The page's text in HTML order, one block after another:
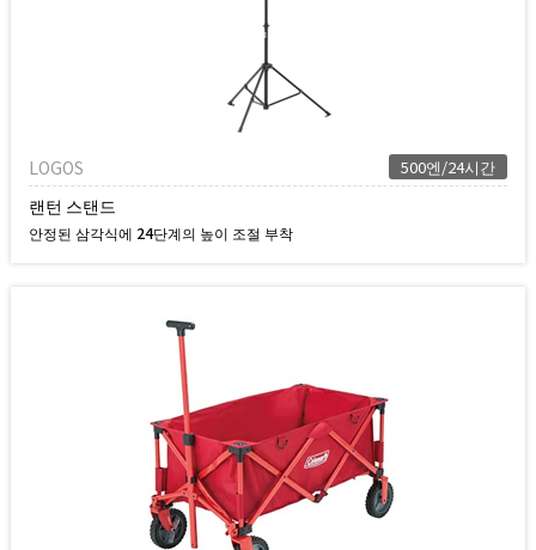
LOGOS 500엔/24시간
랜턴 스탠드
안정된 삼각식에 24단계의 높이 조절 부착